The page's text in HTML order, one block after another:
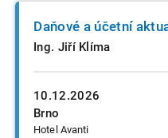
10.12.2026
Brno
Hotel Avanti
Daňové a účetní
Ing. Jiří Klíma